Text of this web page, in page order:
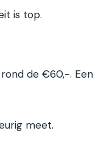
is top.
de €60,-. Een
meet.